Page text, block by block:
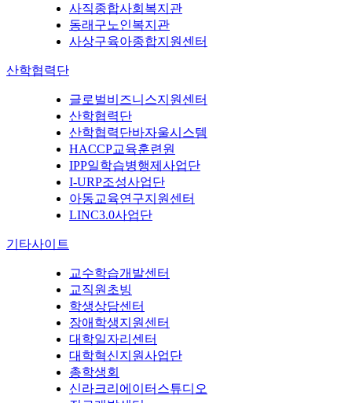
사직종합사회복지관
동래구노인복지관
사상구육아종합지원센터
산학협력단
글로벌비즈니스지원센터
산학협력단
산학협력단바자울시스템
HACCP교육훈련원
IPP일학습병행제사업단
I-URP조성사업단
아동교육연구지원센터
LINC3.0사업단
기타사이트
교수학습개발센터
교직원초빙
학생상담센터
장애학생지원센터
대학일자리센터
대학혁신지원사업단
총학생회
신라크리에이터스튜디오